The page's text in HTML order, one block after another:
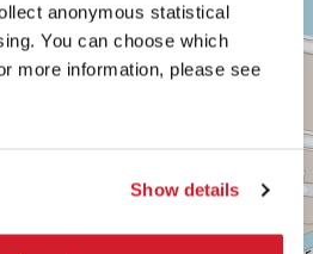
anonymous statistical
You can choose which
more information, please see
Show details